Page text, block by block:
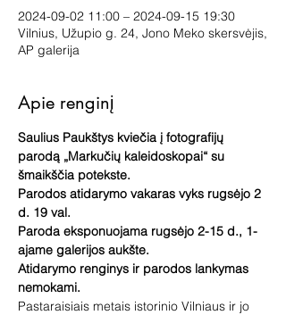
2024-09-02 11:00 – 2024-09-15 19:30
Vilnius, Užupio g. 24, Jono Meko skersvėjis,
AP galerija
Apie renginį
Saulius Paukštys kviečia į fotografijų
parodą „Markučių kaleidoskopai“ su
šmaikščia potekste.
Parodos atidarymo vakaras vyks rugsėjo 2
d. 19 val.
Paroda eksponuojama rugsėjo 2-15 d., 1-
ajame galerijos aukšte.
Atidarymo renginys ir parodos lankymas
nemokami.
Pastaraisiais metais istorinio Vilniaus ir jo